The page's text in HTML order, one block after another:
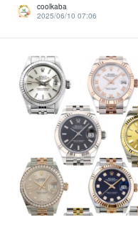
coolkaba
2025/06/10 07:06